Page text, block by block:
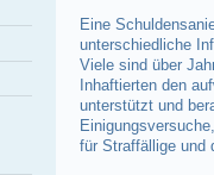
Eine
unterschiedliche
Viele sind über
Inhaftierten den
unterstützt und
für Straffällige und